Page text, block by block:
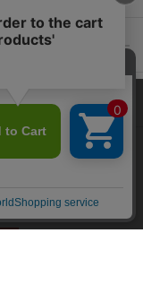
のためにCookieを使用
に同意したものとみな